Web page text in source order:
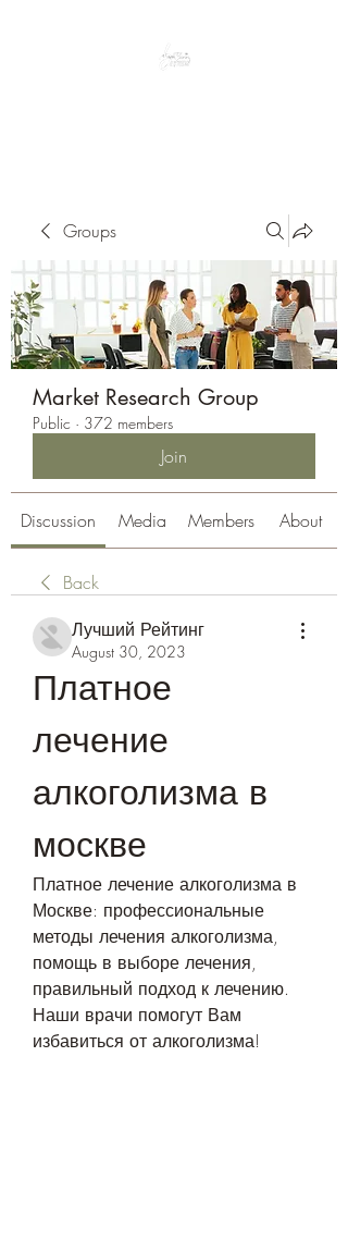
Groups
Market Research Group
Public · 372 members
Join
Discussion Media Members About
Back
Лучший Рейтинг
August 30, 2023
Платное
лечение
алкоголизма в
москве
Платное лечение алкоголизма в
Москве: профессиональные
методы лечения алкоголизма,
помощь в выборе лечения,
правильный подход к лечению.
Наши врачи помогут Вам
избавиться от алкоголизма!